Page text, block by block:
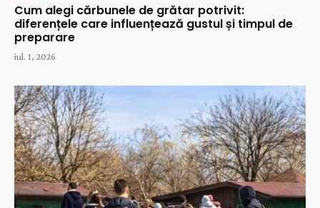
Cum alegi cărbunele de grătar potrivit:
diferențele care influențează gustul și timpul de
preparare
iul. 1, 2026